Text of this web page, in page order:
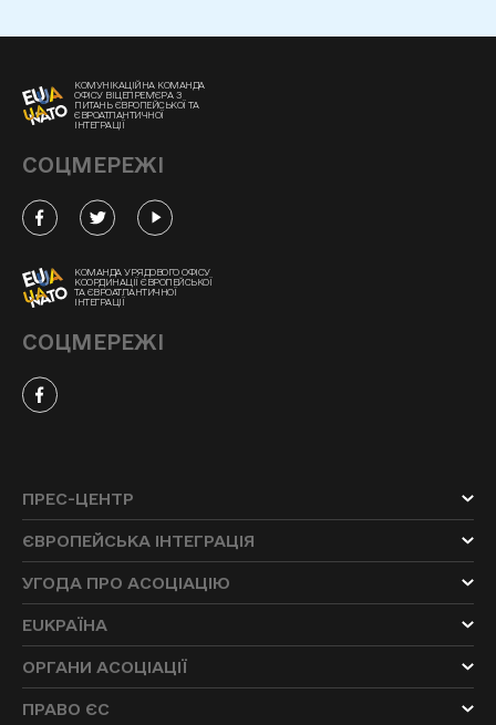
КОМУНІКАЦІЙНА КОМАНДА
ОФІСУ ВІЦЕПРЕМ'ЄРА З
ПИТАНЬ ЄВРОПЕЙСЬКОЇ ТА
ЄВРОАТЛАНТИЧНОЇ
ІНТЕГРАЦІЇ
СОЦМЕРЕЖІ
КОМАНДА УРЯДОВОГО ОФІСУ
КООРДИНАЦІЇ ЄВРОПЕЙСЬКОЇ
ТА ЄВРОАТЛАНТИЧНОЇ
ІНТЕГРАЦІЇ
СОЦМЕРЕЖІ
ПРЕС-ЦЕНТР
ЄВРОПЕЙСЬКА ІНТЕГРАЦІЯ
УГОДА ПРО АСОЦІАЦІЮ
EUKРАЇНА
ОРГАНИ АСОЦІАЦІЇ
ПРАВО ЄС